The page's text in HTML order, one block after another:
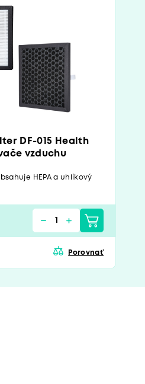
DF-015 Health
vzduchu
HEPA a uhlíkový
Porovnať